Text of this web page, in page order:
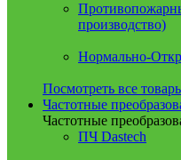
производство)
Нормально-
Посмотреть все
Частотные
Частотные
ПЧ Dastech